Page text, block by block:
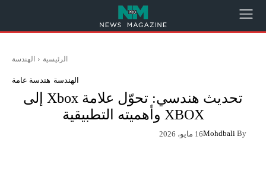
الرئيسية الهندسة
الهندسة هندسة عامة
تحديث هندسي: تحوّل علامة Xbox إلى
XBOX وأهميته التطبيقية
By
Mohdbali16 مايو، 2026